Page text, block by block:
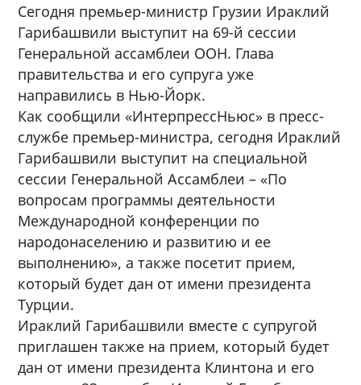
Сегодня премьер-министр Грузии Ираклий
Гарибашвили выступит на 69-й сессии
Генеральной ассамблеи ООН. Глава
правительства и его супруга уже
направились в Нью-Йорк.
Как сообщили «ИнтерпрессНьюс» в пресс-
службе премьер-министра, сегодня Ираклий
Гарибашвили выступит на специальной
сессии Генеральной Ассамблеи – «По
вопросам программы деятельности
Международной конференции по
народонаселению и развитию и ее
выполнению», а также посетит прием,
который будет дан от имени президента
Турции.
Ираклий Гарибашвили вместе с супругой
приглашен также на прием, который будет
дан от имени президента Клинтона и его